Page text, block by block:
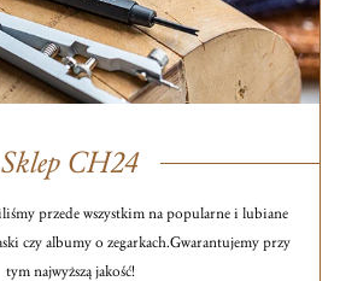
Sklep CH24
przede wszystkim na popularne i lubiane
czy albumy o zegarkach.Gwarantujemy przy
tym najwyższą jakość!